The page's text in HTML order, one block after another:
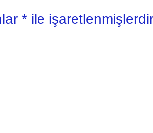
* ile işaretlenmişlerdir